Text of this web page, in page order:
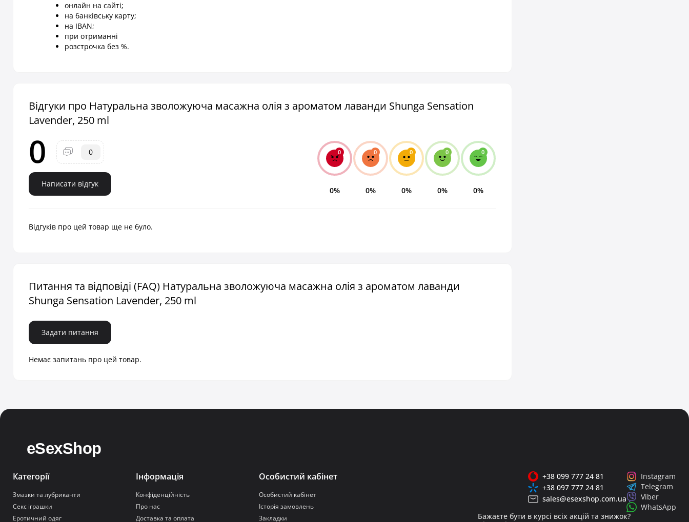
онлайн на сайті;
на банківську карту;
на IBAN;
при отриманні
розстрочка без %.
Відгуки про Натуральна зволожуюча масажна олія з ароматом лаванди Shunga Sensation
Lavender, 250 ml
0 0
Написати відгук
0
0%
0
0%
0
0%
0
0%
0
0%
Відгуків про цей товар ще не було.
Питання та відповіді (FAQ) Натуральна зволожуюча масажна олія з ароматом лаванди
Shunga Sensation Lavender, 250 ml
Задати питання
Немає запитань про цей товар.
Категорії
Змазки та лубриканти
Секс іграшки
Еротичний одяг
Інформація
Конфіденційність
Про нас
Доставка та оплата
Особистий кабінет
Особистий кабінет
Історія замовлень
Закладки
Бажаєте бути в курсі всіх акцій та знижок?
+38 099 777 24 81
+38 097 777 24 81
sales@esexshop.com.ua
Instagram
Telegram
Viber
WhatsApp